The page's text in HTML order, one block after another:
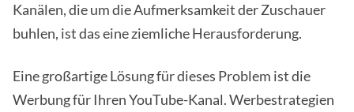
Kanälen, die um die Aufmerksamkeit der Zuschauer
buhlen, ist das eine ziemliche Herausforderung.
Eine großartige Lösung für dieses Problem ist die
Werbung für Ihren YouTube-Kanal. Werbestrategien